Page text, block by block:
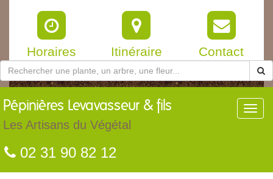
Horaires Itinéraire Contact
Pépinières Levavasseur & fils
Les Artisans du Végétal
02 31 90 82 12